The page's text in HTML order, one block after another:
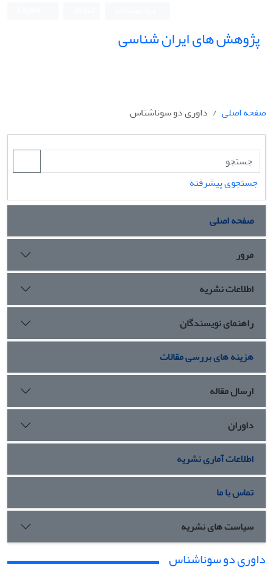
پژوهش های ایران شناسی
صفحه اصلی داوری دو سوناشناس
جستجوی پیشرفته
صفحه اصلی
مرور
اطلاعات نشریه
راهنمای نویسندگان
هزینه های بررسی مقالات
ارسال مقاله
داوران
اطلاعات آماری نشریه
تماس با ما
سیاست های نشریه
داوری دو سوناشناس